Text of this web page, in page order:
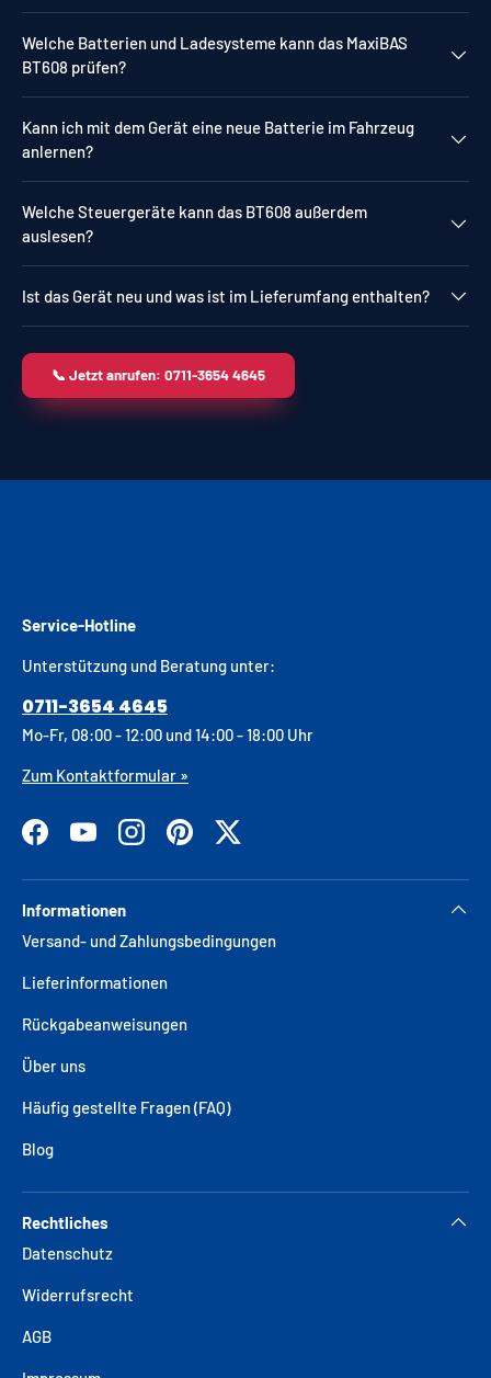
Welche Batterien und Ladesysteme kann das MaxiBAS
BT608 prüfen?
Kann ich mit dem Gerät eine neue Batterie im Fahrzeug
anlernen?
Welche Steuergeräte kann das BT608 außerdem
auslesen?
Ist das Gerät neu und was ist im Lieferumfang enthalten?
📞 Jetzt anrufen: 0711-3654 4645
Service-Hotline
Unterstützung und Beratung unter:
0711-3654 4645
Mo-Fr, 08:00 - 12:00 und 14:00 - 18:00 Uhr
Zum Kontaktformular »
FacebookYouTubeInstagramPinterestTwitter
Informationen
Versand- und Zahlungsbedingungen
Lieferinformationen
Rückgabeanweisungen
Über uns
Häufig gestellte Fragen (FAQ)
Blog
Rechtliches
Datenschutz
Widerrufsrecht
AGB